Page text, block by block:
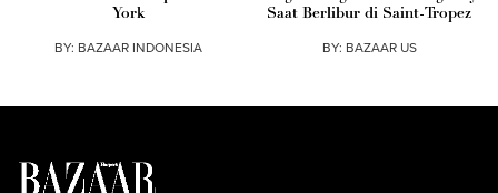
York
BY: BAZAAR INDONESIA
Saat Berlibur di Saint-Tropez
BY: BAZAAR US